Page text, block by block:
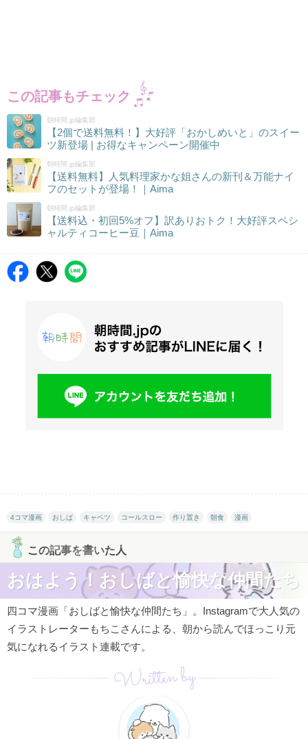
この記事もチェック
朝時間.jp編集部
【2個で送料無料！】大好評「おかしめいと」のスイー
ツ新登場 | お得なキャンペーン開催中
朝時間.jp編集部
【送料無料】人気料理家かな姐さんの新刊＆万能ナイ
フのセットが登場！｜Aima
朝時間.jp編集部
【送料込・初回5%オフ】訳ありおトク！大好評スペシ
ャルティコーヒー豆｜Aima
4コマ漫画 おしば キャベツ コールスロー 作り置き 朝食 漫画
この記事を書いた人
おはよう！おしばと愉快な仲間たち
四コマ漫画「おしばと愉快な仲間たち」。Instagramで大人気の
イラストレーターもちこさんによる、朝から読んでほっこり元
気になれるイラスト連載です。
Written by